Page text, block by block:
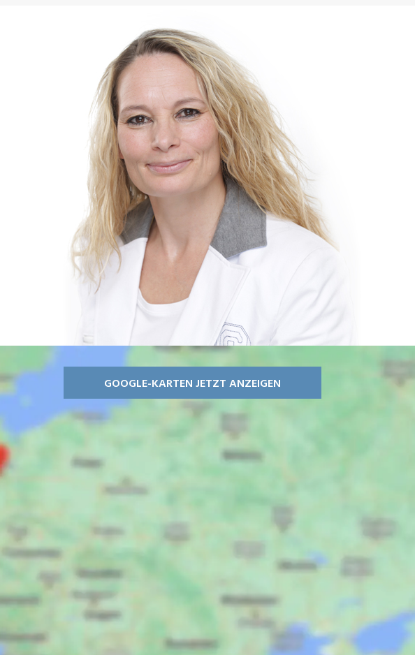
GOOGLE-KARTEN JETZT ANZEIGEN